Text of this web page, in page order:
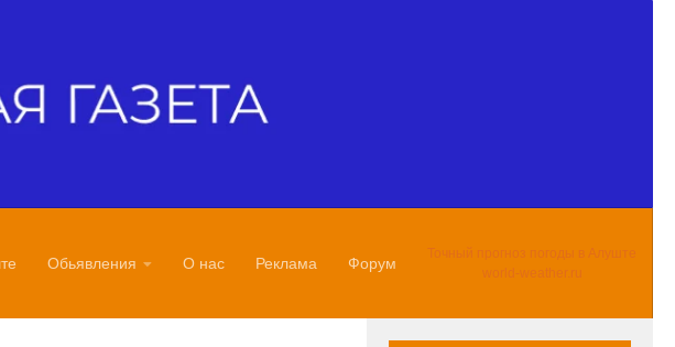
Обьявления О нас Реклама Форум
Точный прогноз погоды в Алуште
world-weather.ru